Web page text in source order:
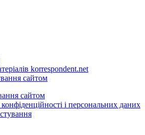
korrespondent.net
сайтом
сайтом
і персональних даних